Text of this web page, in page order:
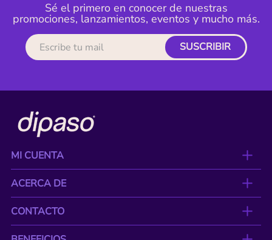
Sé el primero en conocer de nuestras
promociones, lanzamientos, eventos y mucho más.
SUSCRIBIR
MI CUENTA
ACERCA DE
CONTACTO